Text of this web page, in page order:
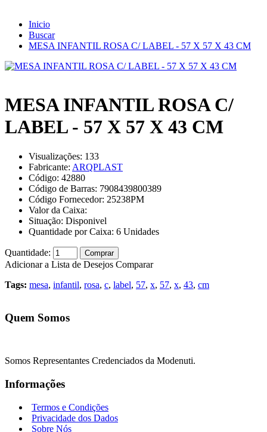
Inicio
Buscar
MESA INFANTIL ROSA C/ LABEL - 57 X 57 X 43 CM
MESA INFANTIL ROSA C/
LABEL - 57 X 57 X 43 CM
Visualizações: 133
Fabricante: ARQPLAST
Código: 42880
Código de Barras: 7908439800389
Código Fornecedor: 25238PM
Valor da Caixa:
Situação: Disponivel
Quantidade por Caixa: 6 Unidades
Quantidade: Comprar
Adicionar a Lista de Desejos Comparar
Tags: mesa, infantil, rosa, c, label, 57, x, 57, x, 43, cm
Quem Somos
Somos Representantes Credenciados da Modenuti.
Informações
Termos e Condições
Privacidade dos Dados
Sobre Nós